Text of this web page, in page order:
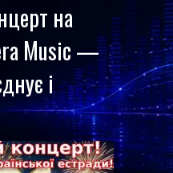
на
Music —
і